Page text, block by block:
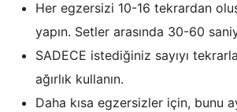
Her egzersizi 10-16 tekrardan
yapın. Setler arasında 30-60
SADECE istediğiniz sayıyı
ağırlık kullanın.
Daha kısa egzersizler için, bunu